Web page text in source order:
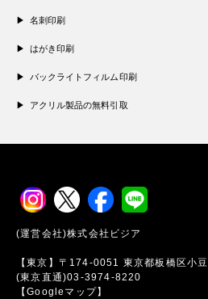
名刺印刷
はがき印刷
バックライトフィルム印刷
アクリル製品の無料引取
(運営会社)株式会社ビジア
【東京】〒174-0051 東京都板橋区小
(東京直通)03-3974-8220
【Googleマップ】